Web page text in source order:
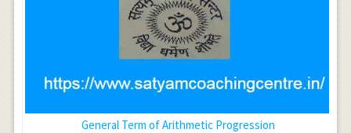
General Term of Arithmetic Progression